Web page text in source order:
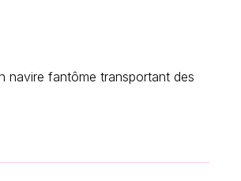
navire fantôme transportant des